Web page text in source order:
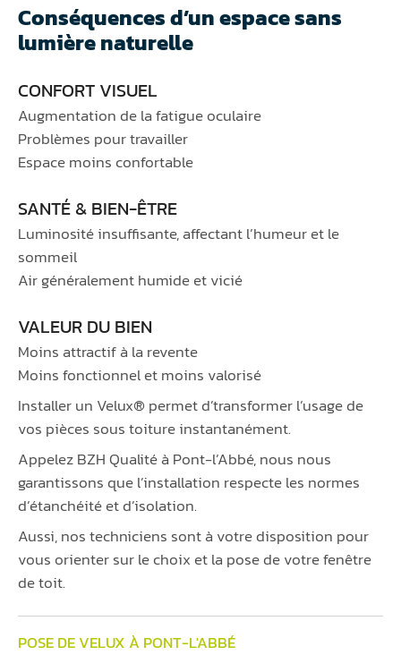
Conséquences d’un espace sans
lumière naturelle
CONFORT VISUEL
Augmentation de la fatigue oculaire
Problèmes pour travailler
Espace moins confortable
SANTÉ & BIEN-ÊTRE
Luminosité insuffisante, affectant l’humeur et le
sommeil
Air généralement humide et vicié
VALEUR DU BIEN
Moins attractif à la revente
Moins fonctionnel et moins valorisé
Installer un Velux® permet d’transformer l’usage de
vos pièces sous toiture instantanément.
Appelez BZH Qualité à Pont-l’Abbé, nous nous
garantissons que l’installation respecte les normes
d’étanchéité et d’isolation.
Aussi, nos techniciens sont à votre disposition pour
vous orienter sur le choix et la pose de votre fenêtre
de toit.
POSE DE VELUX À PONT-L'ABBÉ